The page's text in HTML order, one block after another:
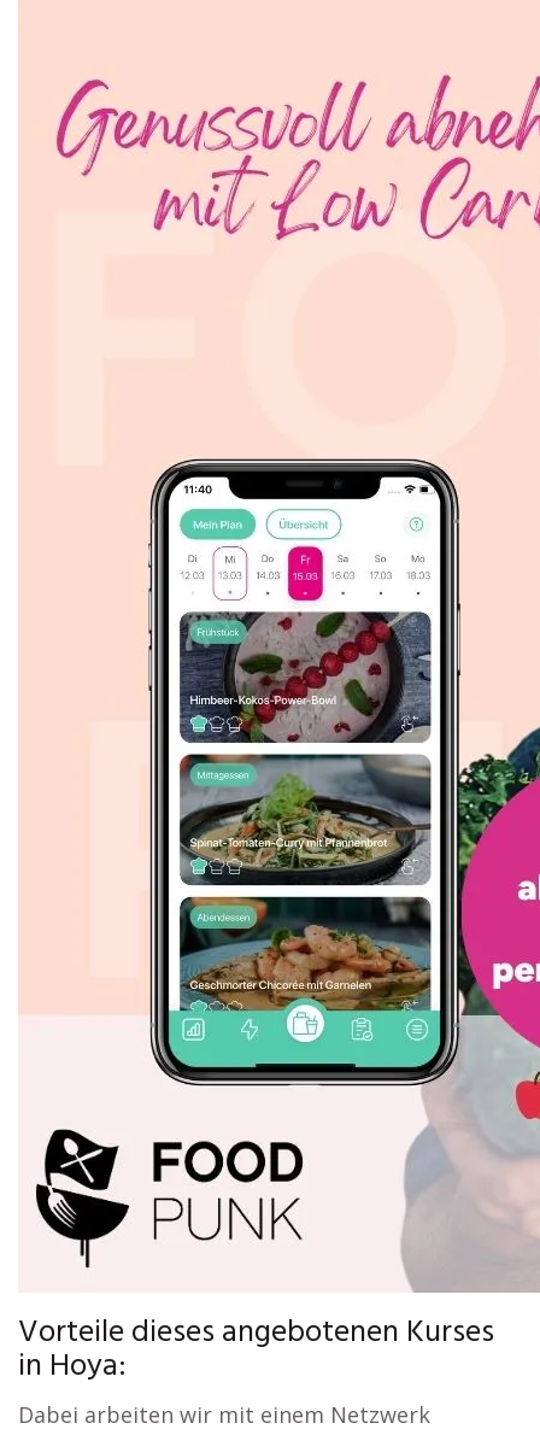
Vorteile dieses angebotenen Kurses
in Hoya:
Dabei arbeiten wir mit einem Netzwerk